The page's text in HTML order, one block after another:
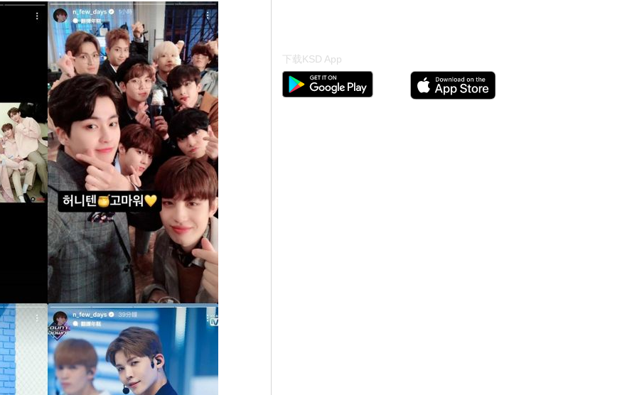
下载KSD App